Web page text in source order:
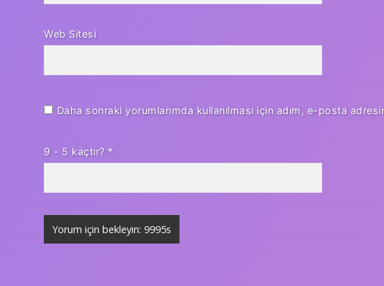
Web Sitesi
Daha sonraki yorumlarımda kullanılması için adım, e-posta
9 - 5 kaçtır? *